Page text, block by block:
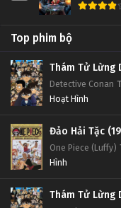
Top phim bộ
Thám Tử Lừng
Detective Conan
Hoạt Hình
Đảo Hải Tặc
One Piece (Luffy)
Hình
Thám Tử Lừng